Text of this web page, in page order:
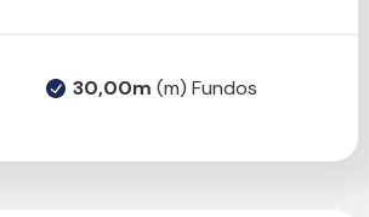
30,00m (m) Fundos